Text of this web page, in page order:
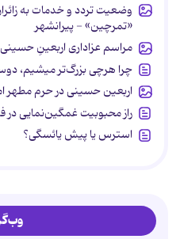
وضعیت تردد و خدمات به
«تمرچین» - پیرانشهر
مراسم عزاداری اربعینِ
چرا هرچی بزرگ‌تر میشیم،
اربعین حسینی در حرم مطهر
راز محبوبیت غمگین‌نمایی
استرس یا پیش یائسگی؟